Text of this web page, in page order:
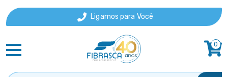
Ligamos para Você
0